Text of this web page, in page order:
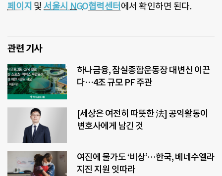
페이지 및 서울시 NGO협력센터 에서 확인하면 된다.
관련 기사
하나금융, 잠실종합운동장 대변신 이끈
다…4조 규모 PF 주관
[세상은 여전히 따뜻한 法] 공익활동이
변호사에게 남긴 것
여진에 물가도 ‘비상’…한국, 베네수엘라
지진 지원 잇따라